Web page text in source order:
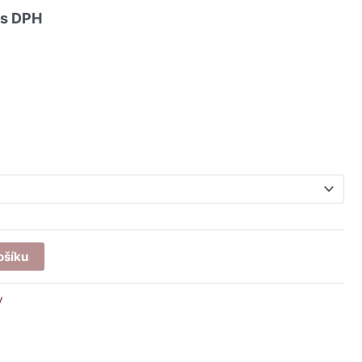
s DPH